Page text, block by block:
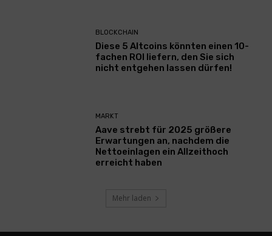
BLOCKCHAIN
Diese 5 Altcoins könnten einen 10-
fachen ROI liefern, den Sie sich
nicht entgehen lassen dürfen!
MARKT
Aave strebt für 2025 größere
Erwartungen an, nachdem die
Nettoeinlagen ein Allzeithoch
erreicht haben
Mehr laden